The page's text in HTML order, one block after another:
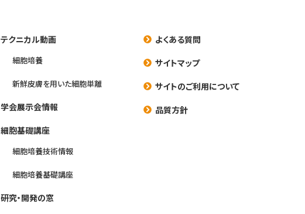
テクニカル動画
細胞培養
新鮮皮膚を用いた細胞単離
学会展示会情報
細胞基礎講座
細胞培養技術情報
細胞培養基礎講座
研究・開発の窓
よくある質問
サイトマップ
サイトのご利用について
品質方針